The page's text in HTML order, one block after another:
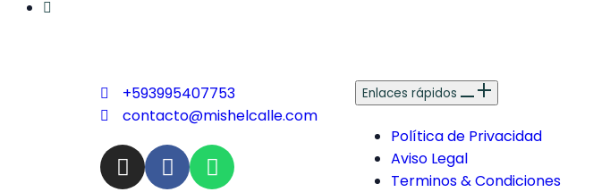
+593995407753
contacto@mishelcalle.com
Enlaces rápidos
Política de Privacidad
Aviso Legal
Terminos & Condiciones